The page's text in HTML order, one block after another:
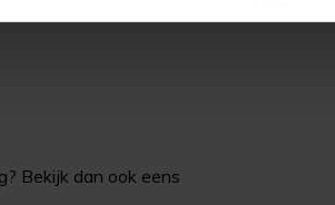
Bekijk dan ook eens